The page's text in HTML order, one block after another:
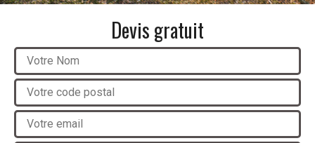
Devis gratuit